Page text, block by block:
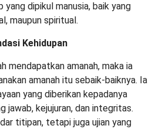
yang dipikul manusia, baik yang
maupun spiritual.
Kehidupan
mendapatkan amanah, maka ia
amanah itu sebaik-baiknya. Ia
yang diberikan kepadanya
jawab, kejujuran, dan integritas.
titipan, tetapi juga ujian yang